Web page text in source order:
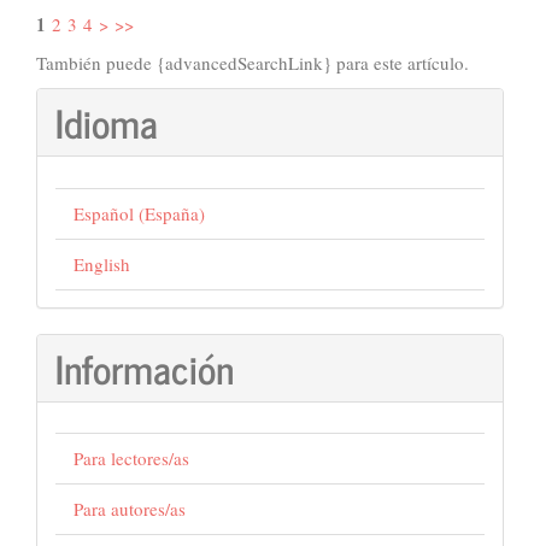
1 2 3 4 > >>
También puede {advancedSearchLink} para este artículo.
Idioma
Español (España)
English
Información
Para lectores/as
Para autores/as